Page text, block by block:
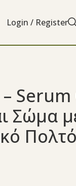
Login / Register
Serum
Σώμα
Πολτό